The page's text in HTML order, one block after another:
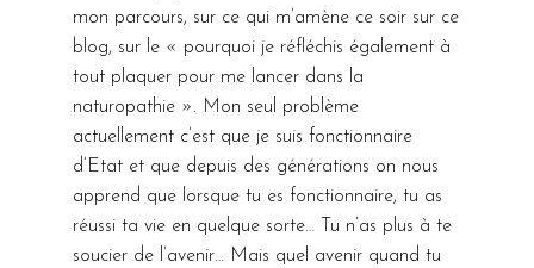
mon parcours, sur ce qui m’amène ce soir sur ce
blog, sur le « pourquoi je réfléchis également à
tout plaquer pour me lancer dans la
naturopathie ». Mon seul problème
actuellement c’est que je suis fonctionnaire
d’Etat et que depuis des générations on nous
apprend que lorsque tu es fonctionnaire, tu as
réussi ta vie en quelque sorte… Tu n’as plus à te
soucier de l’avenir… Mais quel avenir quand tu